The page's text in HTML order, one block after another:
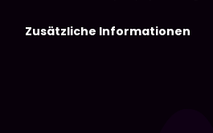
Zusätzliche Informationen